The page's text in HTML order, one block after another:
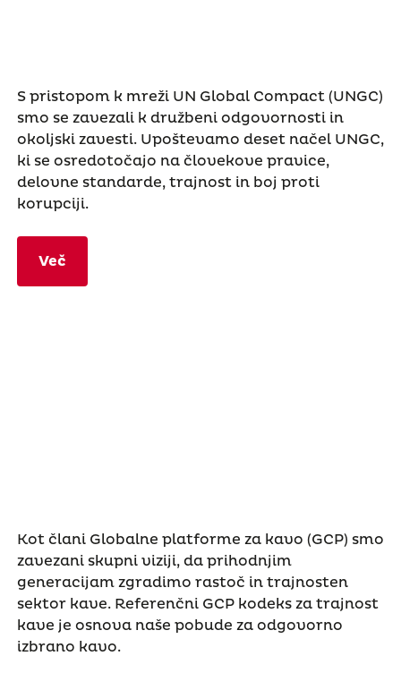
S pristopom k mreži UN Global Compact (UNGC)
smo se zavezali k družbeni odgovornosti in
okoljski zavesti. Upoštevamo deset načel UNGC,
ki se osredotočajo na človekove pravice,
delovne standarde, trajnost in boj proti
korupciji.
Več
Kot člani Globalne platforme za kavo (GCP) smo
zavezani skupni viziji, da prihodnjim
generacijam zgradimo rastoč in trajnosten
sektor kave. Referenčni GCP kodeks za trajnost
kave je osnova naše pobude za odgovorno
izbrano kavo.